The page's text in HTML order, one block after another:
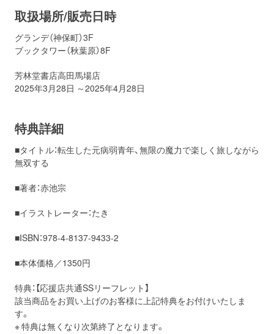
取扱場所/販売日時
グランデ（神保町）3F
ブックタワー（秋葉原）8F
芳林堂書店高田馬場店
2025年3月28日 ～2025年4月28日
特典詳細
■タイトル：転生した元病弱青年、無限の魔力で楽しく旅しながら
無双する
■著者：赤池宗
■イラストレーター：たき
■ISBN：978-4-8137-9433-2
■本体価格／1350円
特典：【応援店共通SSリーフレット】
該当商品をお買い上げのお客様に上記特典をお付けいたしま
す。
※ 特典は無くなり次第終了となります。